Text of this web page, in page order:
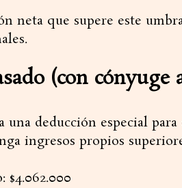
neta que supere este
(con
una deducción especial
ingresos propios
$4.062.000